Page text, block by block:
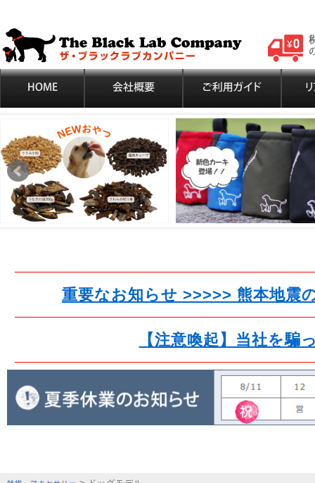
重要なお知らせ >>>>> 熊本地震
【注意喚起】当社を